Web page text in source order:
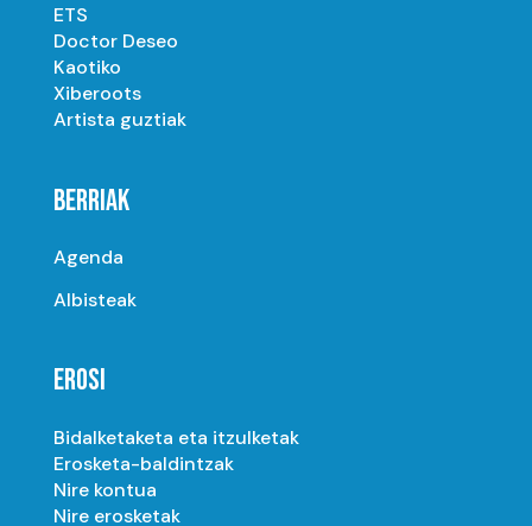
ETS
Doctor Deseo
Kaotiko
Xiberoots
Artista guztiak
BERRIAK
Agenda
Albisteak
EROSI
Bidalketaketa eta itzulketak
Erosketa-baldintzak
Nire kontua
Nire erosketak